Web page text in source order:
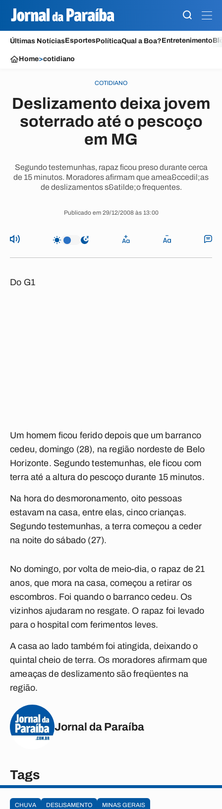
Últimas NotíciasEsportesPolíticaQual a Boa?Entretenimento
Home>cotidiano
COTIDIANO
Deslizamento deixa jovem
soterrado até o pescoço
em MG
Segundo testemunhas, rapaz ficou preso durante cerca
de 15 minutos. Moradores afirmam que amea&ccedil;as
de deslizamentos s&atilde;o frequentes.
Publicado em 29/12/2008 às 13:00
Do G1
Um homem ficou ferido depois que um barranco
cedeu, domingo (28), na região nordeste de Belo
Horizonte. Segundo testemunhas, ele ficou com
terra até a altura do pescoço durante 15 minutos.
Na hora do desmoronamento, oito pessoas
estavam na casa, entre elas, cinco crianças.
Segundo testemunhas, a terra começou a ceder
na noite do sábado (27).
No domingo, por volta de meio-dia, o rapaz de 21
anos, que mora na casa, começou a retirar os
escombros. Foi quando o barranco cedeu. Os
vizinhos ajudaram no resgate. O rapaz foi levado
para o hospital com ferimentos leves.
A casa ao lado também foi atingida, deixando o
quintal cheio de terra. Os moradores afirmam que
ameaças de deslizamento são freqüentes na
região.
Jornal da Paraíba
Tags
CHUVA DESLISAMENTO MINAS GERAIS